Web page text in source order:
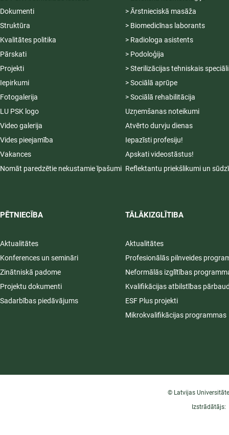
Dokumenti
Struktūra
Kvalitātes politika
Pārskati
Projekti
Iepirkumi
Fotogalerija
LU PSK logo
Video galerija
Vides pieejamība
Vakances
Nomāt paredzētie nekustamie īpašumi
PĒTNIECĪBA
Aktualitātes
Konferences un semināri
Zinātniskā padome
Projektu dokumenti
Sadarbības piedāvājums
> Ārstnieciskā masāža
> Biomedicīnas laborants
> Radiologa asistents
> Podoloģija
> Sterilizācijas tehniskais
> Sociālā aprūpe
> Sociālā rehabilitācija
Uzņemšanas noteikumi
Atvērto durvju dienas
Iepazīsti profesiju!
Apskati videostāstus!
Reflektantu priekšlikumi un
TĀLĀKIZGLĪTIBA
Aktualitātes
Profesionālās pilnveides
Neformālās izglītības
Kvalifikācijas atbilstības
ESF Plus projekti
Mikrokvalifikācijas programmas
© Latvijas
Izstrādātājs: